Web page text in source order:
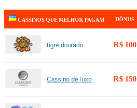
CASSINOS QUE MELHOR PAGAM BÔNUS
tigre dourado R$ 100
Cassino de luxo R$ 150